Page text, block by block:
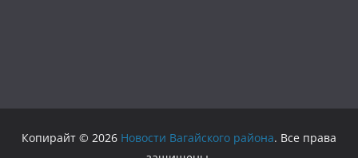
Копирайт © 2026 Новости Вагайского района. Все права